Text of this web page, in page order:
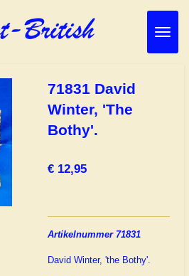
71831 David
Winter, 'The
Bothy'.
€ 12,95
Artikelnummer 71831
David Winter, 'the Bothy'.